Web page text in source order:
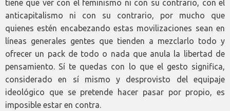
tiene que ver con el feminismo ni con su contrario, con el
anticapitalismo ni con su contrario, por mucho que
quienes estén encabezando estas movilizaciones sean en
líneas generales gentes que tienden a mezclarlo todo y
ofrecer un pack de todo o nada que anula la libertad de
pensamiento. Sí te quedas con lo que el gesto significa,
considerado en sí mismo y desprovisto del equipaje
ideológico que se pretende hacer pasar por propio, es
imposible estar en contra.